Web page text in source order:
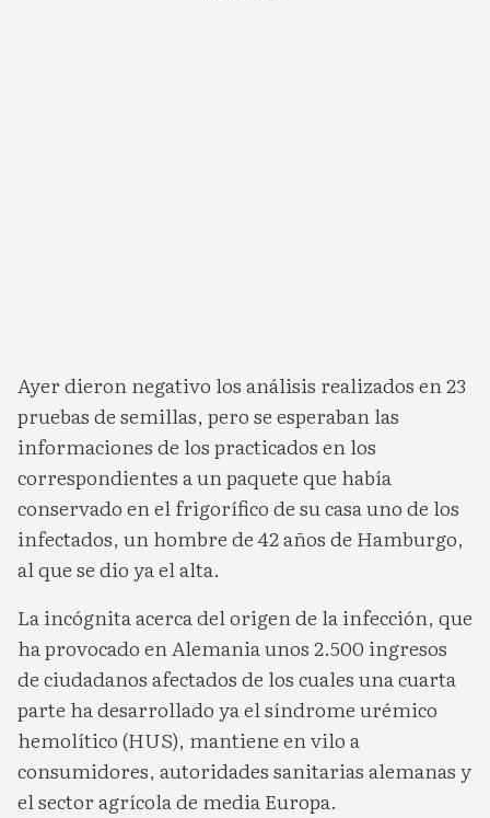
Ayer dieron negativo los análisis realizados en 23
pruebas de semillas, pero se esperaban las
informaciones de los practicados en los
correspondientes a un paquete que había
conservado en el frigorífico de su casa uno de los
infectados, un hombre de 42 años de Hamburgo,
al que se dio ya el alta.
La incógnita acerca del origen de la infección, que
ha provocado en Alemania unos 2.500 ingresos
de ciudadanos afectados de los cuales una cuarta
parte ha desarrollado ya el síndrome urémico
hemolítico (HUS), mantiene en vilo a
consumidores, autoridades sanitarias alemanas y
el sector agrícola de media Europa.